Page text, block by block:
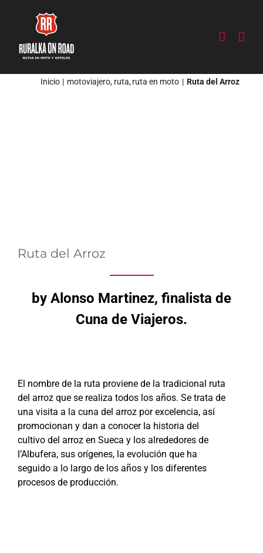
contenido
Inicio motoviajero ruta ruta en moto Ruta del Arroz
Ruta del Arroz
by Alonso Martinez, finalista de
Cuna de Viajeros.
El nombre de la ruta proviene de la tradicional ruta
del arroz que se realiza todos los años. Se trata de
una visita a la cuna del arroz por excelencia, así
promocionan y dan a conocer la historia del
cultivo del arroz en Sueca y los alrededores de
l’Albufera, sus orígenes, la evolución que ha
seguido a lo largo de los años y los diferentes
procesos de producción.